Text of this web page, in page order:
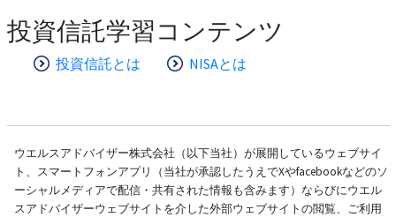
投資信託学習コンテンツ
投資信託とは NISAとは
ウエルスアドバイザー株式会社（以下当社）が展開しているウェブサイ
ト、スマートフォンアプリ（当社が承認したうえでXやfacebookなどのソ
ーシャルメディアで配信・共有された情報も含みます）ならびにウエル
スアドバイザーウェブサイトを介した外部ウェブサイトの閲覧、ご利用